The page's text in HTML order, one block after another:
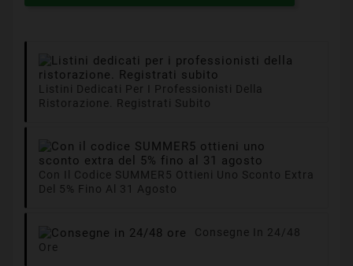
Listini Dedicati Per I Professionisti Della
Ristorazione. Registrati Subito
Con Il Codice SUMMER5 Ottieni Uno Sconto Extra
Del 5% Fino Al 31 Agosto
Consegne In 24/48
Ore